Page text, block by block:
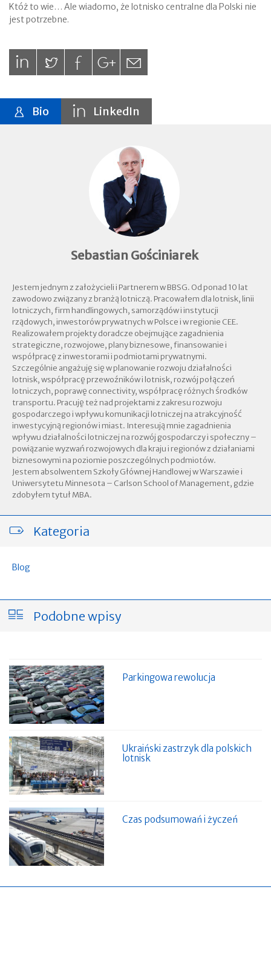
Któż to wie… Ale wiadomo, że lotnisko centralne dla Polski nie
jest potrzebne.
Bio LinkedIn
Sebastian Gościniarek
Jestem jednym z założycieli i Partnerem w BBSG. Od ponad 10 lat
zawodowo związany z branżą lotniczą. Pracowałem dla lotnisk, linii
lotniczych, firm handlingowych, samorządów i instytucji
rządowych, inwestorów prywatnych w Polsce i w regionie CEE.
Realizowałem projekty doradcze obejmujące zagadnienia
strategiczne, rozwojowe, plany biznesowe, finansowanie i
współpracę z inwestorami i podmiotami prywatnymi.
Szczególnie angażuję się w planowanie rozwoju działalności
lotnisk, współpracę przewoźników i lotnisk, rozwój połączeń
lotniczych, poprawę connectivity, współpracę różnych środków
transportu. Pracuję też nad projektami z zakresu rozwoju
gospodarczego i wpływu komunikacji lotniczej na atrakcyjność
inwestycyjną regionów i miast. Interesują mnie zagadnienia
wpływu działalności lotniczej na rozwój gospodarczy i społeczny –
powiązanie wyzwań rozwojowych dla kraju i regionów z działaniami
biznesowymi na poziomie poszczególnych podmiotów.
Jestem absolwentem Szkoły Głównej Handlowej w Warszawie i
Uniwersytetu Minnesota – Carlson School of Management, gdzie
zdobyłem tytuł MBA.
Kategoria
Blog
Podobne wpisy
Parkingowa rewolucja
Ukraiński zastrzyk dla polskich
lotnisk
Czas podsumowań i życzeń